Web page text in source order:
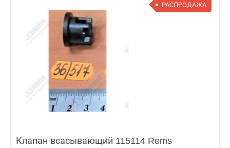
РАСПРОДАЖА
Клапан всасывающий 115114 Rems